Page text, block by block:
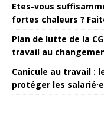
Etes-vous
fortes chaleurs ?
Plan de lutte de la
travail au
Canicule au travail :
protéger les